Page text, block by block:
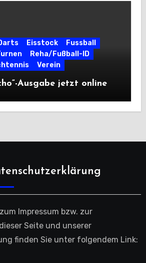
Eisstock
Fussball
Reha/Fußball-ID
Verein
Ausgabe jetzt online
Impressum bzw. zur
Seite und unserer
finden Sie unter folgendem Link: